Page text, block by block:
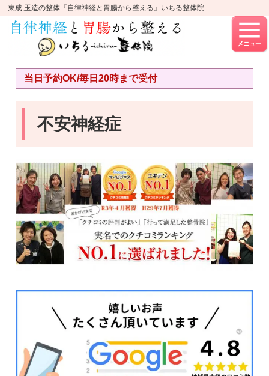
東成,玉造の整体『自律神経と胃腸から整える』いちる整体院
当日予約OK/毎日20時まで受付
不安神経症